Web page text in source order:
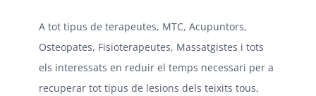
A tot tipus de terapeutes, MTC, Acupuntors,
Osteopates, Fisioterapeutes, Massatgistes i tots
els interessats en reduir el temps necessari per a
recuperar tot tipus de lesions dels teixits tous,